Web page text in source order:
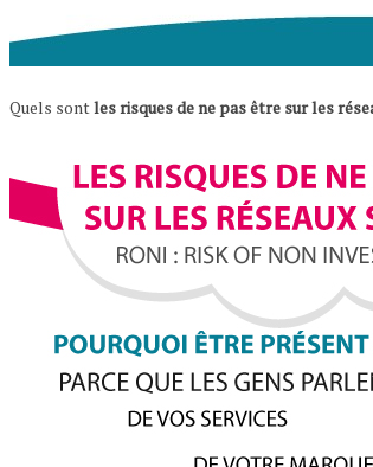
Quels sontles risques de ne pas être sur les